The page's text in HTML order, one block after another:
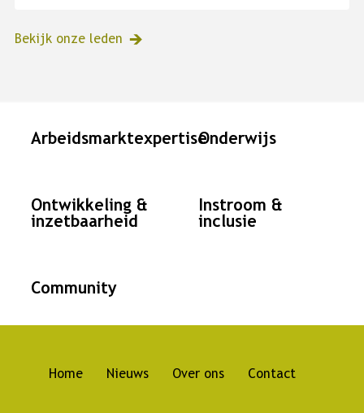
Bekijk onze leden
Landingspagina's
ArbeidsmarktexpertiseOnderwijs
Ontwikkeling &
inzetbaarheid
Instroom &
inclusie
Community
Home Nieuws Over ons Contact